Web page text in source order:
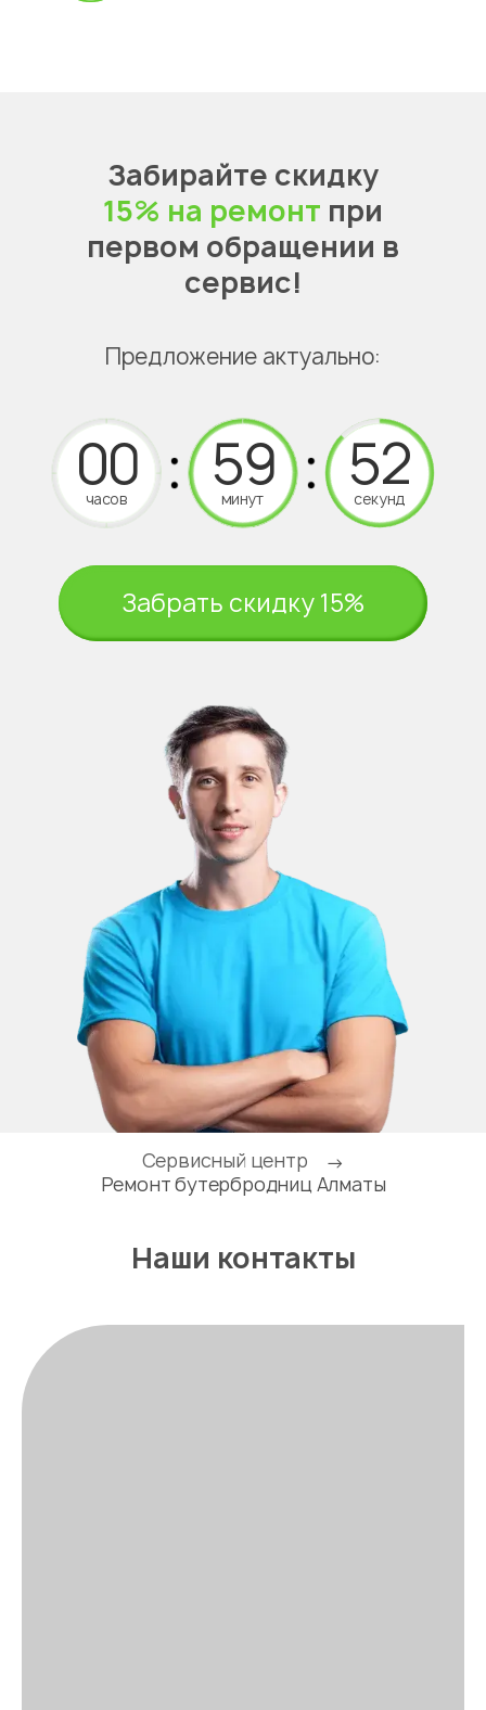
Забирайте скидку
15% на ремонт при
первом обращении в
сервис!
Предложение актуально:
часов минут секунд
Забрать скидку 15%
Сервисный центр
→
Ремонт бутербродниц Алматы
Наши контакты